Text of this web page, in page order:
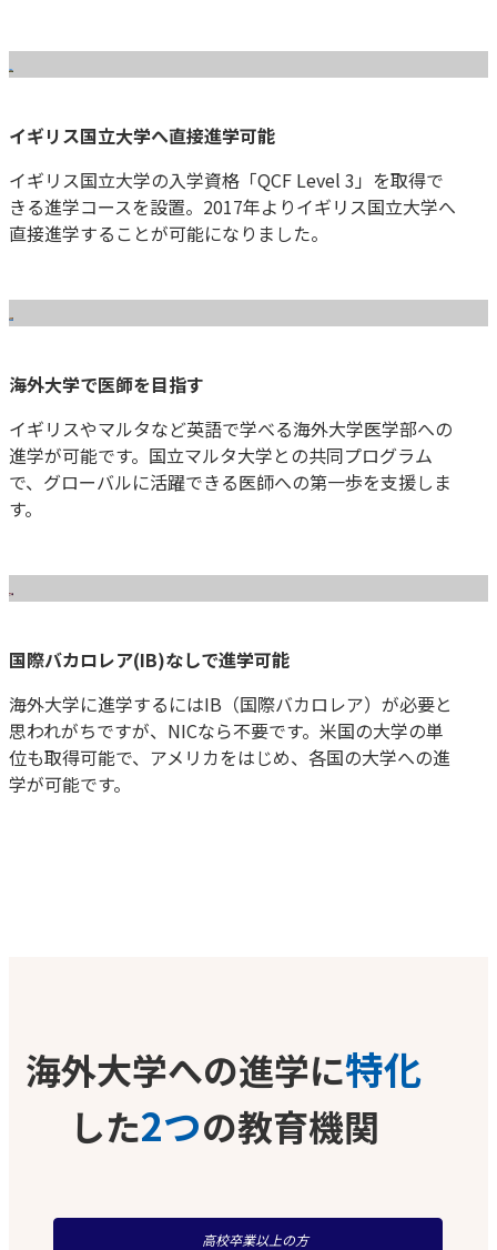
イギリス国立大学へ直接進学可能
イギリス国立大学の入学資格「QCF Level 3」を取得で
きる進学コースを設置。2017年よりイギリス国立大学へ
直接進学することが可能になりました。
海外大学で医師を目指す
イギリスやマルタなど英語で学べる海外大学医学部への
進学が可能です。国立マルタ大学との共同プログラム
で、グローバルに活躍できる医師への第一歩を支援しま
す。
国際バカロレア(IB)なしで進学可能
海外大学に進学するにはIB（国際バカロレア）が必要と
思われがちですが、NICなら不要です。米国の大学の単
位も取得可能で、アメリカをはじめ、各国の大学への進
学が可能です。
海外大学への進学に特化
した2つの教育機関
高校卒業以上の方